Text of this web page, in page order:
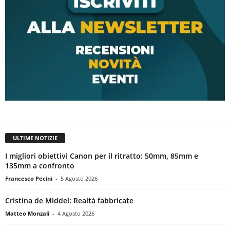
ULTIME NOTIZIE
I migliori obiettivi Canon per il ritratto: 50mm, 85mm e
135mm a confronto
Francesco Pecini - 5 Agosto 2026
Cristina de Middel: Realtà fabbricate
Matteo Monzali - 4 Agosto 2026